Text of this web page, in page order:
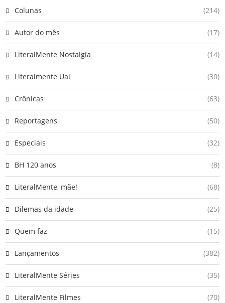
Colunas (214)
Autor do mês (17)
LiteralMente Nostalgia (14)
Literalmente Uai (30)
Crônicas (63)
Reportagens (50)
Especiais (32)
BH 120 anos (8)
LiteralMente, mãe! (68)
Dilemas da idade (25)
Quem faz (15)
Lançamentos (382)
LiteralMente Séries (35)
LiteralMente Filmes (70)